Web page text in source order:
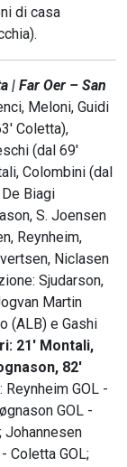
di casa
| Far Oer – San
Meloni, Guidi
Coletta),
(dal 69'
Colombini (dal
Biagi
S. Joensen
Reynheim,
Niclasen
Sjudarson,
Martin
(ALB) e Gashi
21' Montali,
82'
: Reynheim GOL -
GOL -
Johannesen
Coletta GOL;